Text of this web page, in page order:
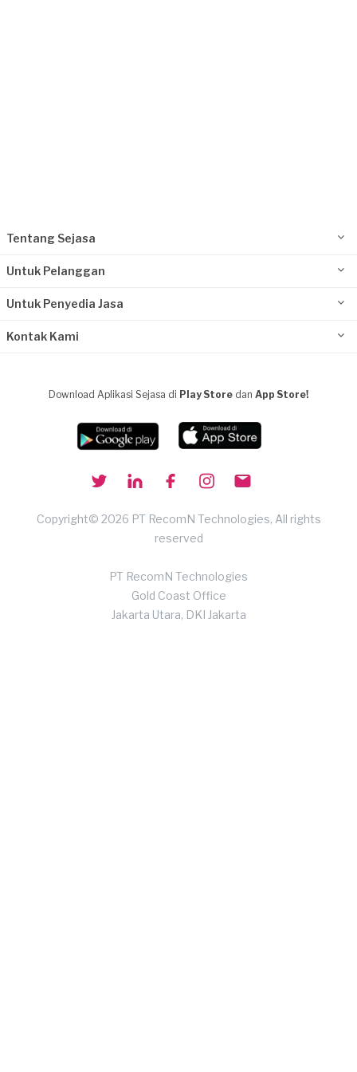
Tentang Sejasa
Untuk Pelanggan
Untuk Penyedia Jasa
Kontak Kami
Download Aplikasi Sejasa di Play Store dan App Store!
Copyright© 2026 PT RecomN Technologies, All rights
reserved
PT RecomN Technologies
Gold Coast Office
Jakarta Utara, DKI Jakarta